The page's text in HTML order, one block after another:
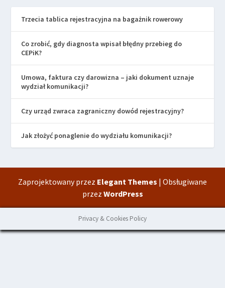
Trzecia tablica rejestracyjna na bagażnik rowerowy
Co zrobić, gdy diagnosta wpisał błędny przebieg do
CEPiK?
Umowa, faktura czy darowizna – jaki dokument uznaje
wydział komunikacji?
Czy urząd zwraca zagraniczny dowód rejestracyjny?
Jak złożyć ponaglenie do wydziału komunikacji?
Zaprojektowany przez Elegant Themes | Obsługiwane
przez WordPress
Privacy & Cookies Policy